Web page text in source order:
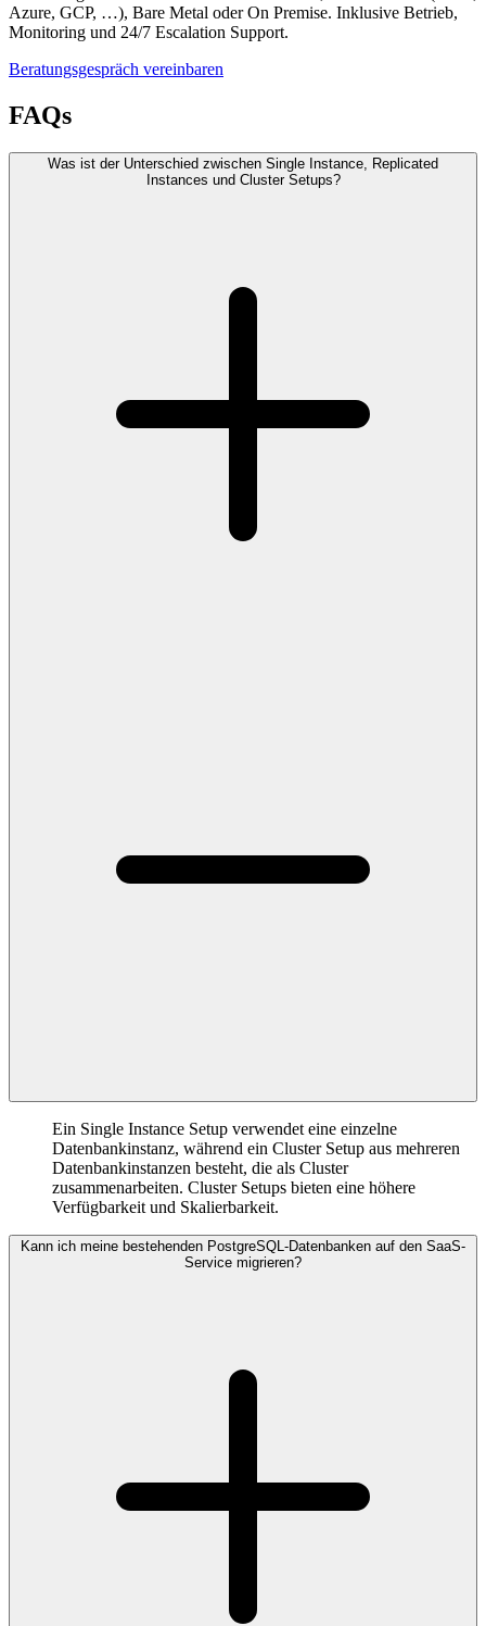
Azure, GCP, …), Bare Metal oder On Premise. Inklusive Betrieb,
Monitoring und 24/7 Escalation Support.
Beratungsgespräch vereinbaren
FAQs
Was ist der Unterschied zwischen Single Instance, Replicated
Instances und Cluster Setups?
Ein Single Instance Setup verwendet eine einzelne
Datenbankinstanz, während ein Cluster Setup aus mehreren
Datenbankinstanzen besteht, die als Cluster
zusammenarbeiten. Cluster Setups bieten eine höhere
Verfügbarkeit und Skalierbarkeit.
Kann ich meine bestehenden PostgreSQL-Datenbanken auf den SaaS-
Service migrieren?